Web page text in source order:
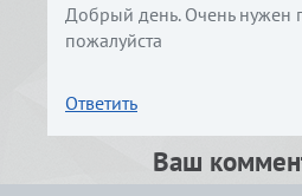
Добрый день. Очень нужен
пожалуйста
Ответить
Ваш